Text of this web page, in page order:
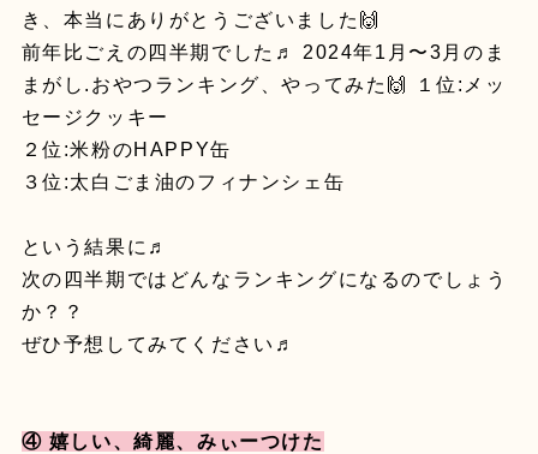
き、本当にありがとうございました🙌
前年比ごえの四半期でした♬ 2024年1月〜3月のま
まがし.おやつランキング、やってみた🙌 １位:メッ
セージクッキー
２位:米粉のHAPPY缶
３位:太白ごま油のフィナンシェ缶
という結果に♬
次の四半期ではどんなランキングになるのでしょう
か？？
ぜひ予想してみてください♬
④ 嬉しい、綺麗、みぃーつけた